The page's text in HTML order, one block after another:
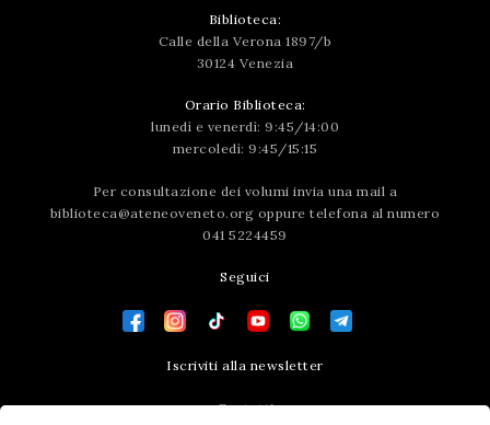
Biblioteca:
Calle della Verona 1897/b
30124 Venezia
Orario Biblioteca:
lunedì e venerdì: 9:45/14:00
mercoledì: 9:45/15:15
Per consultazione dei volumi invia una mail a
biblioteca@ateneoveneto.org oppure telefona al numero
041 5224459
Seguici
Iscriviti alla newsletter
Contatti